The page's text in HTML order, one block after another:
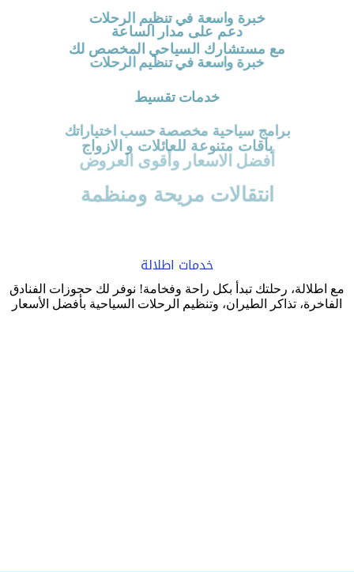
خبرة واسعة في تنظيم الرحلات
دعم على مدار الساعة
مع مستشارك السياحي المخصص لك
خبرة واسعة في تنظيم الرحلات
خدمات تقسيط
برامج سياحية مخصصة حسب اختياراتك
باقات متنوعة للعائلات و الازواج
أفضل الاسعار وأقوى العروض
انتقالات مريحة ومنظمة
خدمات اطلالة
مع اطلالة، رحلتك تبدأ بكل راحة وفخامة! نوفر لك حجوزات الفنادق
الفاخرة، تذاكر الطيران، وتنظيم الرحلات السياحية بأفضل الأسعار